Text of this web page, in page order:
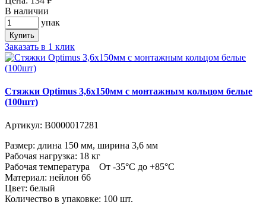
В наличии
упак
Купить
Заказать в 1 клик
Стяжки Optimus 3,6x150мм с монтажным кольцом белые
(100шт)
Артикул: В0000017281
Размер: длина 150 мм, ширина 3,6 мм
Рабочая нагрузка: 18 кг
Рабочая температура От -35°С до +85°С
Материал: нейлон 66
Цвет: белый
Количество в упаковке: 100 шт.